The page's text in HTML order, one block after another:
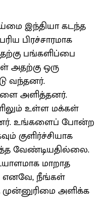
இந்தியா கடந்த
பிரச்சாரமாக
பங்களிப்பை
அதற்கு ஒரு
வந்தனர்.
அளித்தனர்.
உள்ள மக்கள்
உங்களைப் போன்ற
குளிர்ச்சியாக
வேண்டியதில்லை.
மாறாத
எனவே, நீங்கள்
அளிக்க